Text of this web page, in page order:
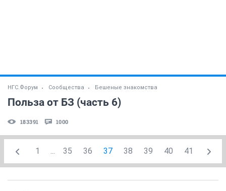
НГС.Форум Сообщества Бешеные знакомства
Польза от БЗ (часть 6)
183391 1000
1 ... 35 36 37 38 39 40 41